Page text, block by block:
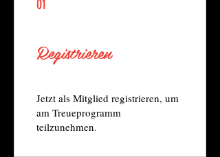
01
Registrieren
Jetzt als Mitglied registrieren, um
am Treueprogramm
teilzunehmen.